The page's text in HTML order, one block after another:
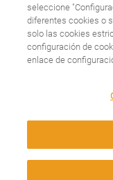
seleccione
diferentes cookies o
solo las cookies
configuración de
enlace de
We use cookies
giving your